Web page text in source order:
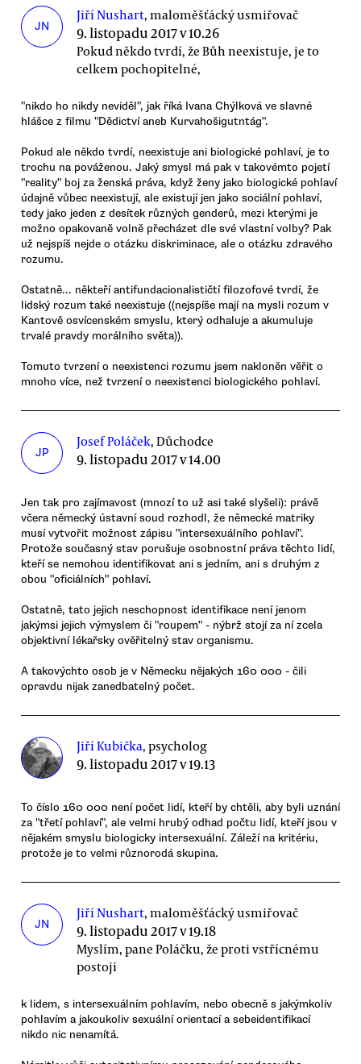
JN
Jiří Nushart, maloměšťácký usmiřovač
9. listopadu 2017 v 10.26
Pokud někdo tvrdí, že Bůh neexistuje, je to
celkem pochopitelné,
"nikdo ho nikdy neviděl", jak říká Ivana Chýlková ve slavné
hlášce z filmu "Dědictví aneb Kurvahošigutntág".
Pokud ale někdo tvrdí, neexistuje ani biologické pohlaví, je to
trochu na pováženou. Jaký smysl má pak v takovémto pojetí
"reality" boj za ženská práva, když ženy jako biologické pohlaví
údajně vůbec neexistují, ale existují jen jako sociální pohlaví,
tedy jako jeden z desítek různých genderů, mezi kterými je
možno opakovaně volně přecházet dle své vlastní volby? Pak
už nejspíš nejde o otázku diskriminace, ale o otázku zdravého
rozumu.
Ostatně... někteří antifundacionalističtí filozofové tvrdí, že
lidský rozum také neexistuje ((nejspíše mají na mysli rozum v
Kantově osvícenském smyslu, který odhaluje a akumuluje
trvalé pravdy morálního světa)).
Tomuto tvrzení o neexistenci rozumu jsem nakloněn věřit o
mnoho více, než tvrzení o neexistenci biologického pohlaví.
JP
Josef Poláček, Důchodce
9. listopadu 2017 v 14.00
Jen tak pro zajímavost (mnozí to už asi také slyšeli): právě
včera německý ústavní soud rozhodl, že německé matriky
musí vytvořit možnost zápisu "intersexuálního pohlaví".
Protože současný stav porušuje osobnostní práva těchto lidí,
kteří se nemohou identifikovat ani s jedním, ani s druhým z
obou "oficiálních" pohlaví.
Ostatně, tato jejich neschopnost identifikace není jenom
jakýmsi jejich výmyslem či "roupem" - nýbrž stojí za ní zcela
objektivní lékařsky ověřitelný stav organismu.
A takovýchto osob je v Německu nějakých 160 000 - čili
opravdu nijak zanedbatelný počet.
Jiří Kubička, psycholog
9. listopadu 2017 v 19.13
To číslo 160 000 není počet lidí, kteří by chtěli, aby byli uznání
za "třetí pohlaví", ale velmi hrubý odhad počtu lidí, kteří jsou v
nějakém smyslu biologicky intersexuální. Záleží na kritériu,
protože je to velmi různorodá skupina.
JN
Jiří Nushart, maloměšťácký usmiřovač
9. listopadu 2017 v 19.18
Myslím, pane Poláčku, že proti vstřícnému
postoji
k lidem, s intersexuálním pohlavím, nebo obecně s jakýmkoliv
pohlavím a jakoukoliv sexuální orientací a sebeidentifikací
nikdo nic nenamítá.